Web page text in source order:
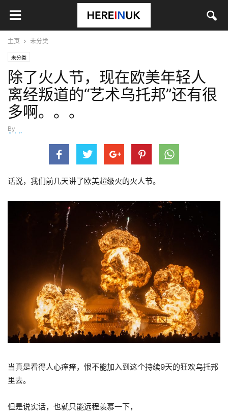
主页 未分类
未分类
除了火人节，现在欧美年轻人
离经叛道的“艺术乌托邦”还有很
多啊。。。
By
Addison
话说，我们前几天讲了欧美超级火的火人节。
当真是看得人心痒痒，恨不能加入到这个持续9天的狂欢乌托邦
里去。
但是说实话，也就只能远程羡慕一下，